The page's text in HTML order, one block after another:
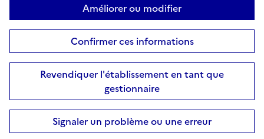
Améliorer ou modifier
Confirmer ces informations
Revendiquer l'établissement en tant que
gestionnaire
Signaler un problème ou une erreur